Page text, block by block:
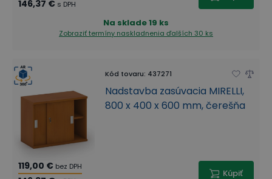
146,37 € s DPH
Na sklade19 ks
Zobraziť termíny naskladnenia ďalších 30 ks
Kód tovaru: 437271
Nadstavba zasúvacia MIRELLI,
800 x 400 x 600 mm, čerešňa
119,00 € bez DPH
Kúpiť